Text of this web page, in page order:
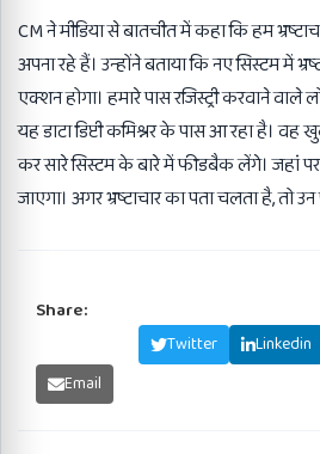
CM ने मीडिया से बातचीत में कहा कि हम
अपना रहे हैं। उन्होंने बताया कि नए सिस्टम में
एक्शन होगा। हमारे पास रजिस्ट्री करवाने वाले
यह डाटा डिप्टी कमिश्नर के पास आ रहा है। वह
कर सारे सिस्टम के बारे में फीडबैक लेंगे। जहां
जाएगा। अगर भ्रष्टाचार का पता चलता है, तो उन
Share:
Twitter Linkedin
Email